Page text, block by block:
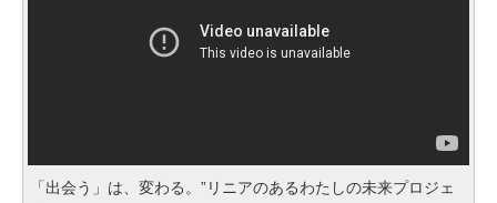
「出会う」は、変わる。”リニアのあるわたしの未来プロジェ